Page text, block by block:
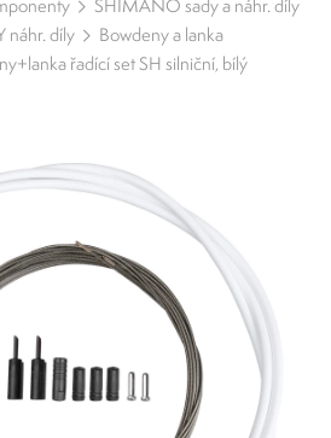
SHIMANO sady a náhr. díly
náhr. díly
Bowdeny a lanka
řadící set SH silniční, bílý